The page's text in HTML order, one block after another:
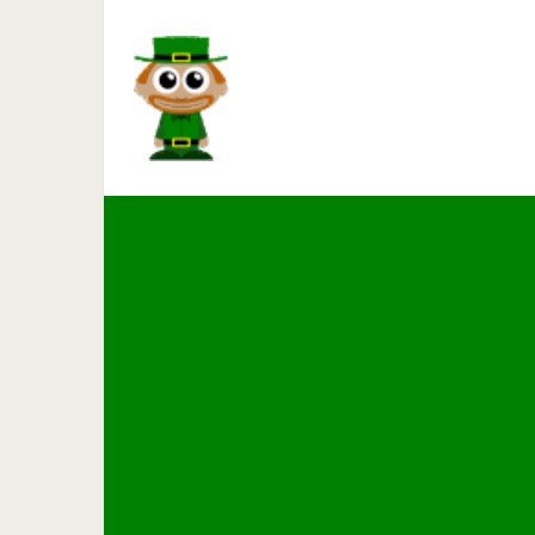
Если отеки не проходят,